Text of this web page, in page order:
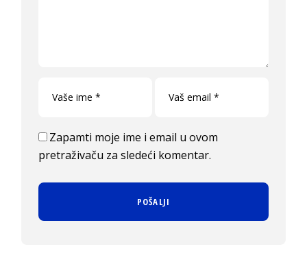
Zapamti moje ime i email u ovom
pretraživaču za sledeći komentar.